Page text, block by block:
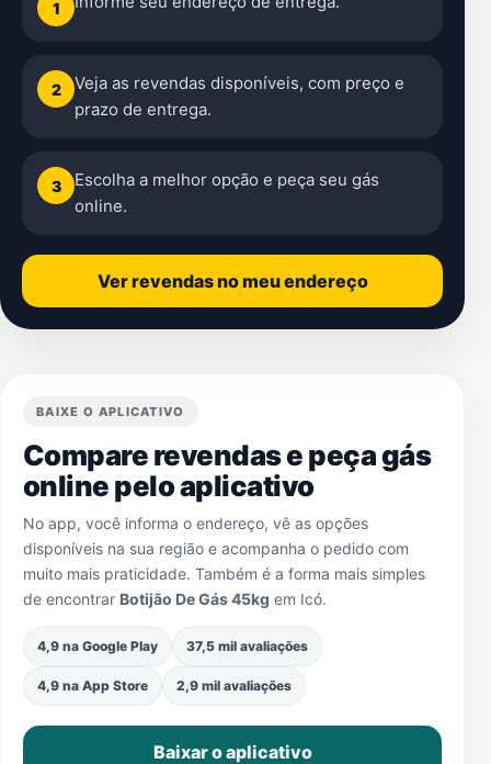
1
2
Veja as revendas disponíveis, com preço e
prazo de entrega.
3
Escolha a melhor opção e peça seu gás
online.
Ver revendas no meu endereço
BAIXE O APLICATIVO
Compare revendas e peça gás
online pelo aplicativo
No app, você informa o endereço, vê as opções
disponíveis na sua região e acompanha o pedido com
muito mais praticidade. Também é a forma mais simples
de encontrar Botijão De Gás 45kg em Icó.
4,9 na Google Play 37,5 mil avaliações
4,9 na App Store 2,9 mil avaliações
Baixar o aplicativo